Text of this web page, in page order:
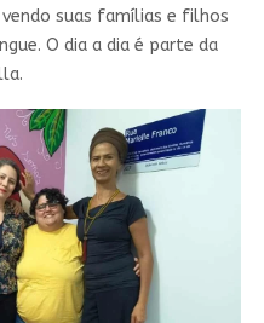
suas famílias e filhos
O dia a dia é parte da